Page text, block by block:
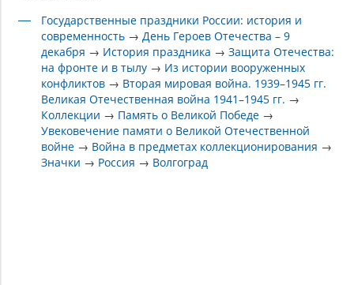
Государственные праздники России: история и
современность →День Героев Отечества – 9
декабря → История праздника →Защита Отечества:
на фронте и в тылу → Из истории вооруженных
конфликтов → Вторая мировая война. 1939–1945 гг.
Великая Отечественная война 1941–1945 гг. →
Коллекции → Память о Великой Победе →
Увековечение памяти о Великой Отечественной
войне → Война в предметах коллекционирования →
Значки → Россия → Волгоград